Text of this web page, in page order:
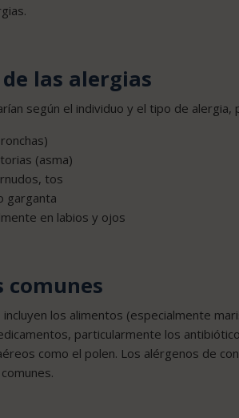
las alergias
según el individuo y el tipo de alergia,
(asma)
tos
garganta
en labios y ojos
comunes
los alimentos (especialmente
particularmente los
como el polen. Los alérgenos de